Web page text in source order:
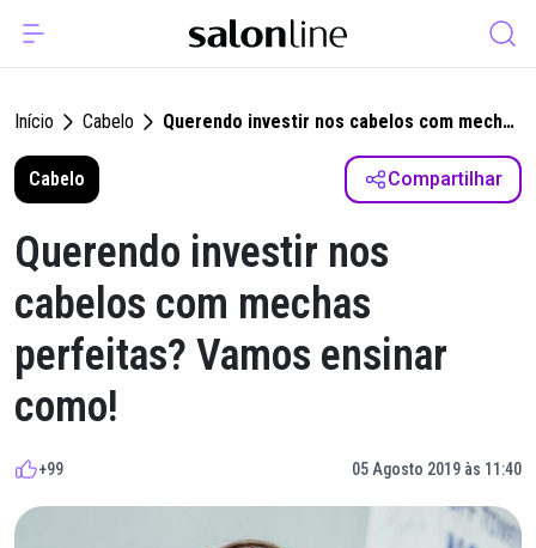
Início Cabelo
Querendo investir nos cabelos com mechas
perfeitas? Vamos ensinar como!
Cabelo
Compartilhar
Querendo investir nos
cabelos com mechas
perfeitas? Vamos ensinar
como!
+99 05 Agosto 2019 às 11:40